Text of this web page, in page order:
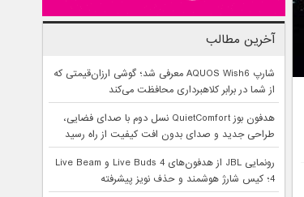
آخرین مطالب
شارپ AQUOS Wish6 معرفی شد؛ گوشی ارزان‌قیمتی که
از شما در برابر کلاهبرداری محافظت می‌کند
هدفون بوز QuietComfort نسل دوم با صدای فضایی،
طراحی جدید و صدای بدون افت کیفیت از راه رسید
رونمایی JBL از هدفون‌های Live Buds 4 و Live Beam
4؛ کیس شارژ هوشمند و حذف نویز پیشرفته